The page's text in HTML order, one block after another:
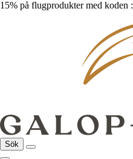
15% på flugprodukter med koden :
Sök